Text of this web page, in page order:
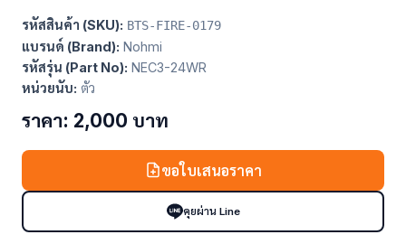
รหัสสินค้า (SKU): BTS-FIRE-0179
แบรนด์ (Brand): Nohmi
รหัสรุ่น (Part No): NEC3-24WR
หน่วยนับ: ตัว
ราคา: 2,000 บาท
ขอใบเสนอราคา
คุยผ่าน Line